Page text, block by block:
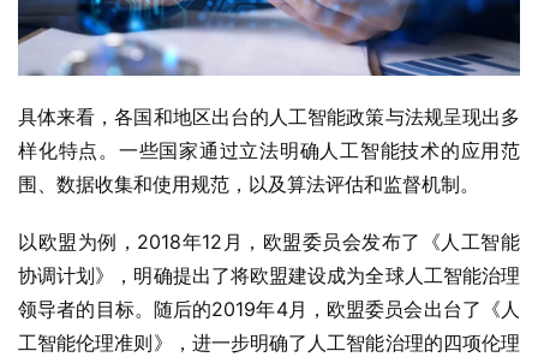
具体来看，各国和地区出台的人工智能政策与法规呈现出多
样化特点。一些国家通过立法明确人工智能技术的应用范
围、数据收集和使用规范，以及算法评估和监督机制。
以欧盟为例，2018年12月，欧盟委员会发布了《人工智能
协调计划》，明确提出了将欧盟建设成为全球人工智能治理
领导者的目标。随后的2019年4月，欧盟委员会出台了《人
工智能伦理准则》，进一步明确了人工智能治理的四项伦理